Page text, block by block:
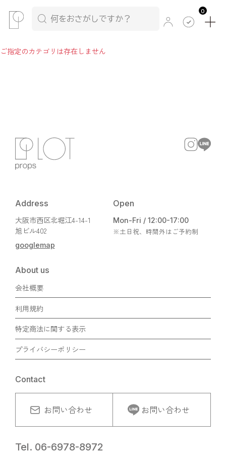
0
ご指定のカテゴリは存在しません
Address
大阪市西区北堀江4-14-1
旭ビル402
googlemap
Open
Mon-Fri / 12:00-17:00
※土日祝、時間外はご予約制
About us
会社概要
利用規約
特定商法に関する表示
プライバシーポリシー
Contact
お問い合わせ お問い合わせ
Tel. 06-6978-8972